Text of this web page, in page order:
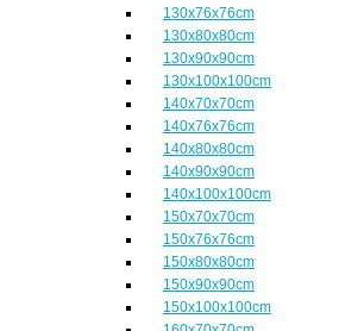
130x76x76cm
130x80x80cm
130x90x90cm
130x100x100cm
140x70x70cm
140x76x76cm
140x80x80cm
140x90x90cm
140x100x100cm
150x70x70cm
150x76x76cm
150x80x80cm
150x90x90cm
150x100x100cm